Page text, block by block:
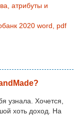
атрибуты и
2020 word, pdf
узнала. Хочется,
хоть доход. На